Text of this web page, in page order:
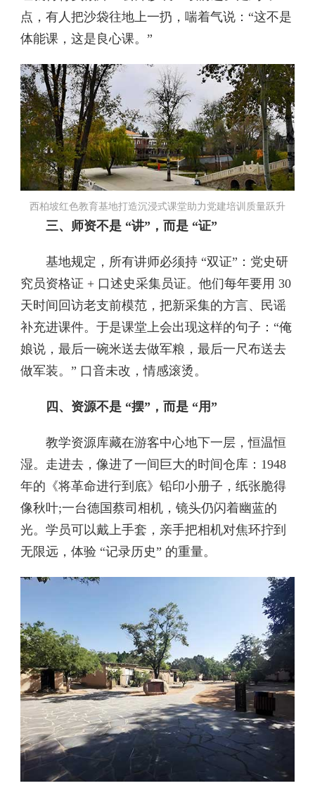
点，有人把沙袋往地上一扔，喘着气说：“这不是
体能课，这是良心课。”
西柏坡红色教育基地打造沉浸式课堂助力党建培训质量跃升
三、师资不是 “讲”，而是 “证”
基地规定，所有讲师必须持 “双证”：党史研
究员资格证 + 口述史采集员证。他们每年要用 30
天时间回访老支前模范，把新采集的方言、民谣
补充进课件。于是课堂上会出现这样的句子：“俺
娘说，最后一碗米送去做军粮，最后一尺布送去
做军装。” 口音未改，情感滚烫。
四、资源不是 “摆”，而是 “用”
教学资源库藏在游客中心地下一层，恒温恒
湿。走进去，像进了一间巨大的时间仓库：1948
年的《将革命进行到底》铅印小册子，纸张脆得
像秋叶;一台德国蔡司相机，镜头仍闪着幽蓝的
光。学员可以戴上手套，亲手把相机对焦环拧到
无限远，体验 “记录历史” 的重量。